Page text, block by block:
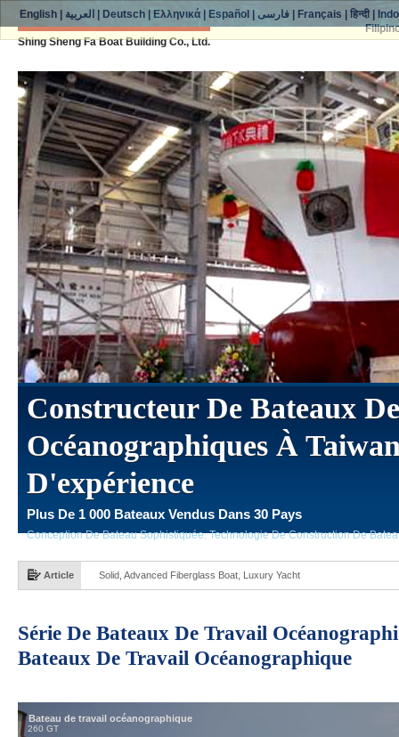
Shing Sheng Fa Boat Building Co., Ltd.
Constructeur De Bateaux
Océanographiques À
D'expérience
Plus De 1 000 Bateaux Vendus Dans 30 Pays
Conception De Bateau Sophistiquée. Technologie De Construction De
Article Solid, Advanced Fiberglass Boat, Luxury Yacht
Série De Bateaux De Travail
Bateaux De Travail Océanographique
Bateau de travail océanographique
260 GT
English| العربية Deutsch| Ελληνικά| Español فارسی| Français हिन्दी|